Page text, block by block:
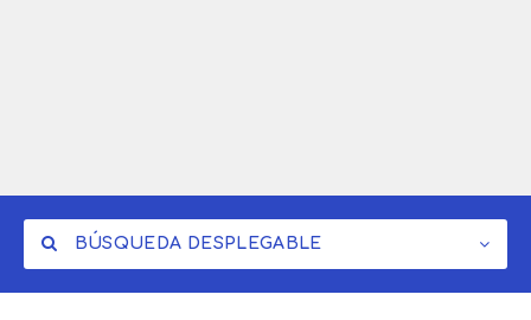
BÚSQUEDA DESPLEGABLE